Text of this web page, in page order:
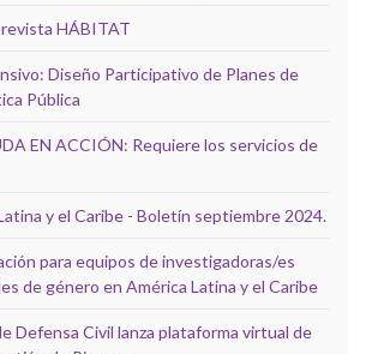
HÁBITAT
Diseño Participativo de Planes de
Pública
EN ACCIÓN: Requiere los servicios de
y el Caribe - Boletín septiembre 2024.
para equipos de investigadoras/es
de género en América Latina y el Caribe
Defensa Civil lanza plataforma virtual de